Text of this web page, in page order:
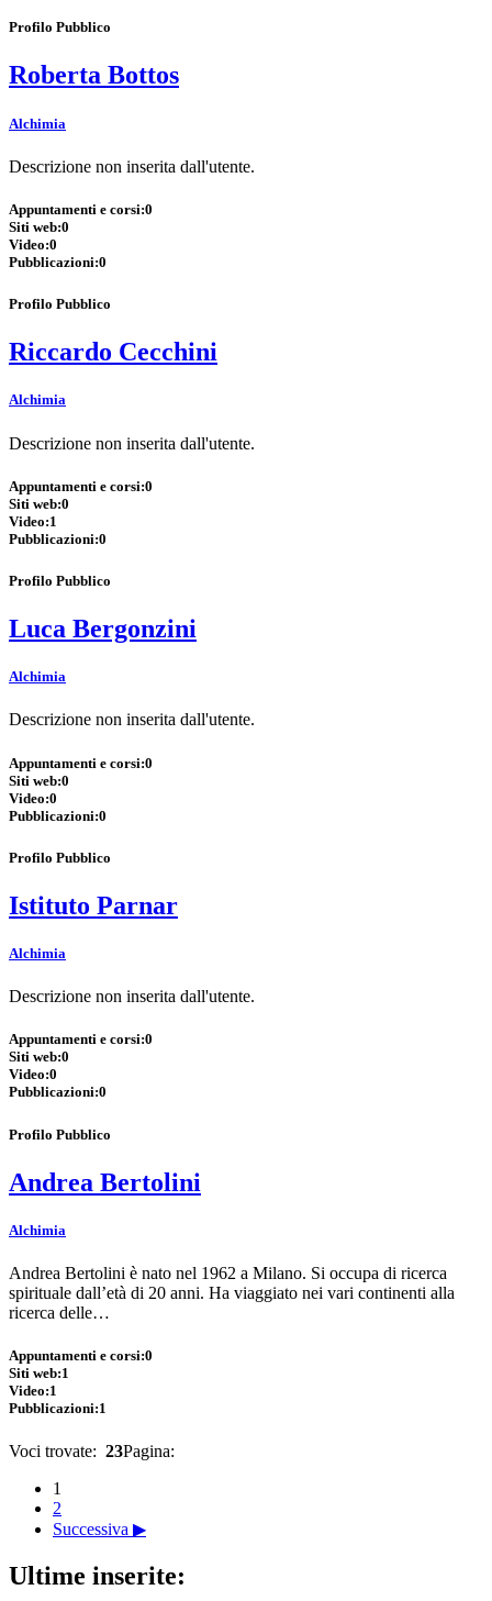
Profilo Pubblico
Roberta Bottos
Alchimia
Descrizione non inserita dall'utente.
Appuntamenti e corsi:0
Siti web:0
Video:0
Pubblicazioni:0
Profilo Pubblico
Riccardo Cecchini
Alchimia
Descrizione non inserita dall'utente.
Appuntamenti e corsi:0
Siti web:0
Video:1
Pubblicazioni:0
Profilo Pubblico
Luca Bergonzini
Alchimia
Descrizione non inserita dall'utente.
Appuntamenti e corsi:0
Siti web:0
Video:0
Pubblicazioni:0
Profilo Pubblico
Istituto Parnar
Alchimia
Descrizione non inserita dall'utente.
Appuntamenti e corsi:0
Siti web:0
Video:0
Pubblicazioni:0
Profilo Pubblico
Andrea Bertolini
Alchimia
Andrea Bertolini è nato nel 1962 a Milano. Si occupa di ricerca
spirituale dall’età di 20 anni. Ha viaggiato nei vari continenti alla
ricerca delle…
Appuntamenti e corsi:0
Siti web:1
Video:1
Pubblicazioni:1
Voci trovate: 23Pagina:
1
2
Successiva ▶
Ultime inserite: